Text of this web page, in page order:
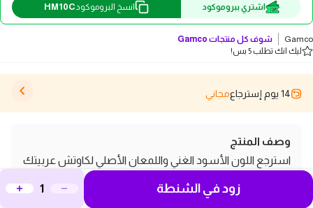
اشتري ببروموكود انسخ البروموكود HM10C
Gamco شوف كل منتجات Gamco
ليك انك تطلب 5 بس!
14 يوم إسترجاع مجاني
وصف المنتج
استرجع اللون الأسود الغني واللمعان الأصلي لكاوتش عربيتك
والأسطح البلاستيكية مع جامكو مالتي شاين. تركيبة مبتكرة
زود في الشنطة